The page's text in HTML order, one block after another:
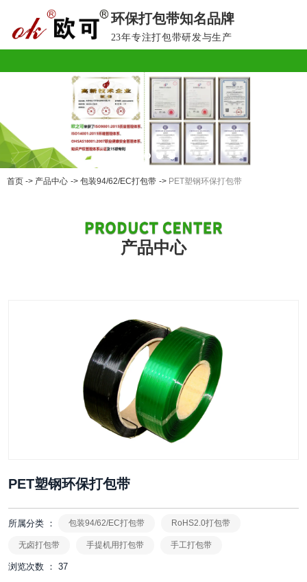
欢迎光临欧之可环保包装官方网站！环保打包带知名品牌
23年专注打包带研发与生产
首页 -> 产品中心 -> 包装94/62/EC打包带 -> PET塑钢环保打包带
产品中心
PET塑钢环保打包带
所属分类 ： 包装94/62/EC打包带 RoHS2.0打包带
无卤打包带 手提机用打包带 手工打包带
浏览次数 ： 37